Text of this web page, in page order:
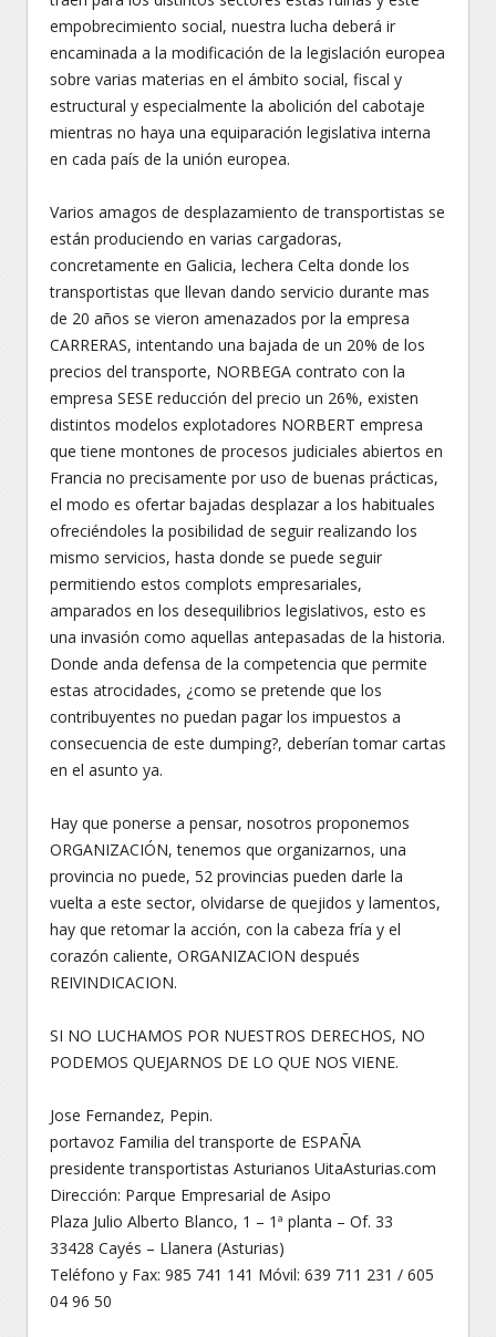
empobrecimiento social, nuestra lucha deberá ir
encaminada a la modificación de la legislación europea
sobre varias materias en el ámbito social, fiscal y
estructural y especialmente la abolición del cabotaje
mientras no haya una equiparación legislativa interna
en cada país de la unión europea.
Varios amagos de desplazamiento de transportistas se
están produciendo en varias cargadoras,
concretamente en Galicia, lechera Celta donde los
transportistas que llevan dando servicio durante mas
de 20 años se vieron amenazados por la empresa
CARRERAS, intentando una bajada de un 20% de los
precios del transporte, NORBEGA contrato con la
empresa SESE reducción del precio un 26%, existen
distintos modelos explotadores NORBERT empresa
que tiene montones de procesos judiciales abiertos en
Francia no precisamente por uso de buenas prácticas,
el modo es ofertar bajadas desplazar a los habituales
ofreciéndoles la posibilidad de seguir realizando los
mismo servicios, hasta donde se puede seguir
permitiendo estos complots empresariales,
amparados en los desequilibrios legislativos, esto es
una invasión como aquellas antepasadas de la historia.
Donde anda defensa de la competencia que permite
estas atrocidades, ¿como se pretende que los
contribuyentes no puedan pagar los impuestos a
consecuencia de este dumping?, deberían tomar cartas
en el asunto ya.
Hay que ponerse a pensar, nosotros proponemos
ORGANIZACIÓN, tenemos que organizarnos, una
provincia no puede, 52 provincias pueden darle la
vuelta a este sector, olvidarse de quejidos y lamentos,
hay que retomar la acción, con la cabeza fría y el
corazón caliente, ORGANIZACION después
REIVINDICACION.
SI NO LUCHAMOS POR NUESTROS DERECHOS, NO
PODEMOS QUEJARNOS DE LO QUE NOS VIENE.
Jose Fernandez, Pepin.
portavoz Familia del transporte de ESPAÑA
presidente transportistas Asturianos UitaAsturias.com
Dirección: Parque Empresarial de Asipo
Plaza Julio Alberto Blanco, 1 – 1ª planta – Of. 33
33428 Cayés – Llanera (Asturias)
Teléfono y Fax: 985 741 141 Móvil: 639 711 231 / 605
04 96 50